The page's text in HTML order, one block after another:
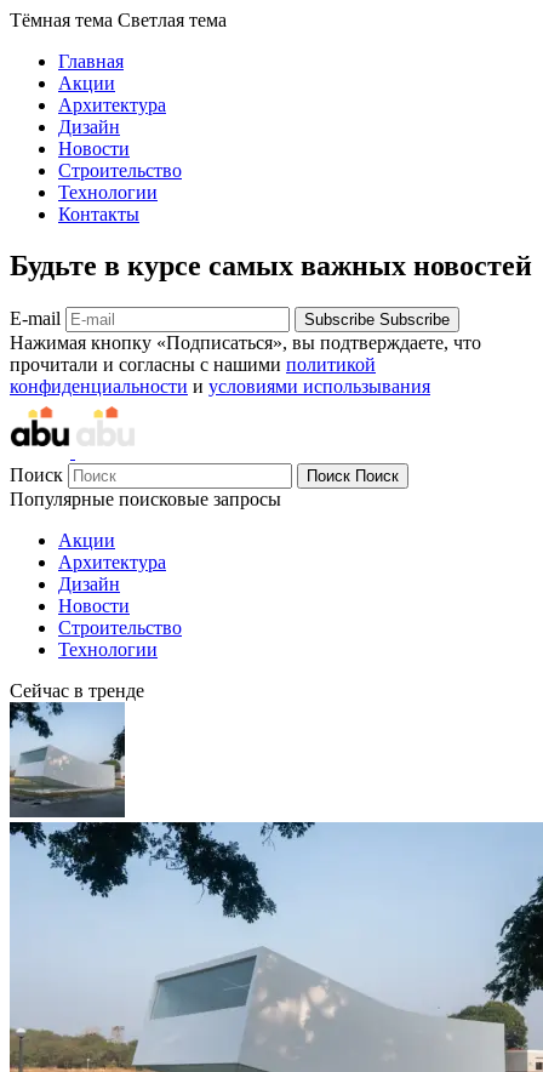
Тёмная тема Светлая тема
Главная
Акции
Архитектура
Дизайн
Новости
Строительство
Технологии
Контакты
Будьте в курсе самых важных новостей
E-mail Subscribe Subscribe
Нажимая кнопку «Подписаться», вы подтверждаете, что
прочитали и согласны с нашими политикой
конфиденциальности и условиями использывания
Поиск Поиск Поиск
Популярные поисковые запросы
Акции
Архитектура
Дизайн
Новости
Строительство
Технологии
Сейчас в тренде